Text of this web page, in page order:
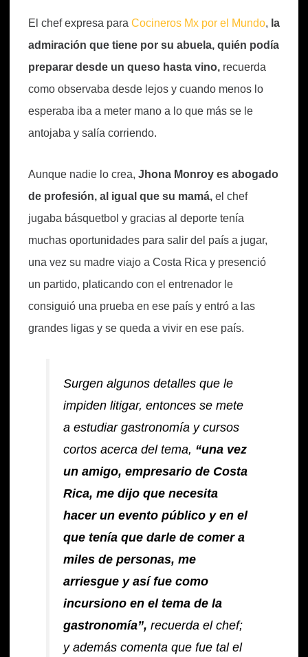
El chef expresa para Cocineros Mx por el Mundo, la
admiración que tiene por su abuela, quién podía
preparar desde un queso hasta vino, recuerda
como observaba desde lejos y cuando menos lo
esperaba iba a meter mano a lo que más se le
antojaba y salía corriendo.
Aunque nadie lo crea, Jhona Monroy es abogado
de profesión, al igual que su mamá, el chef
jugaba básquetbol y gracias al deporte tenía
muchas oportunidades para salir del país a jugar,
una vez su madre viajo a Costa Rica y presenció
un partido, platicando con el entrenador le
consiguió una prueba en ese país y entró a las
grandes ligas y se queda a vivir en ese país.
Surgen algunos detalles que le
impiden litigar, entonces se mete
a estudiar gastronomía y cursos
cortos acerca del tema, “una vez
un amigo, empresario de Costa
Rica, me dijo que necesita
hacer un evento público y en el
que tenía que darle de comer a
miles de personas, me
arriesgue y así fue como
incursiono en el tema de la
gastronomía”, recuerda el chef;
y además comenta que fue tal el